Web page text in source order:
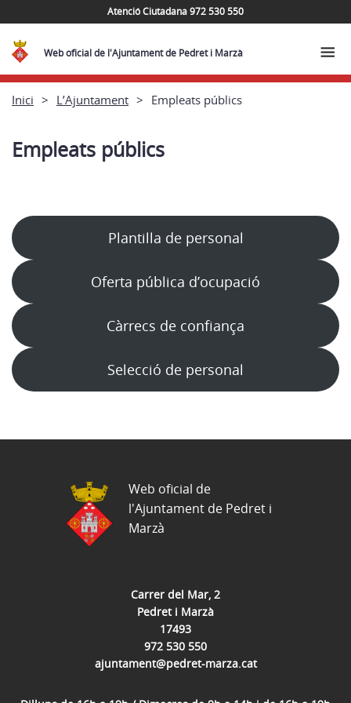
Atenció Ciutadana 972 530 550
Web oficial de l'Ajuntament de Pedret i Marzà
Inici L’Ajuntament Empleats públics
Empleats públics
Plantilla de personal
Oferta pública d’ocupació
Càrrecs de confiança
Selecció de personal
Carrer del Mar, 2
Pedret i Marzà
17493
972 530 550
ajuntament@pedret-marza.cat
Web oficial de
l'Ajuntament de Pedret i
Marzà